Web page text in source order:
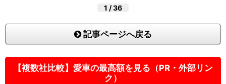
1 /36
記事ページへ戻る
【複数社比較】愛車の最高額を見る（PR・外部リン
ク）